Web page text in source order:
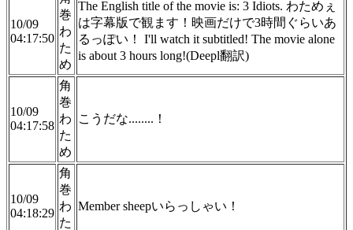
10/09
04:17:50
巻
わ
た
め
The English title of the movie is: 3 Idiots. わためぇ
は字幕版で観ます！映画だけで3時間ぐらいあ
るっぽい！ I'll watch it subtitled! The movie alone
is about 3 hours long!(Deepl翻訳)
10/09
04:17:58
角
巻
わ
た
め
こうだな........！
10/09
04:18:29
角
巻
わ
た
Member sheepいらっしゃい！